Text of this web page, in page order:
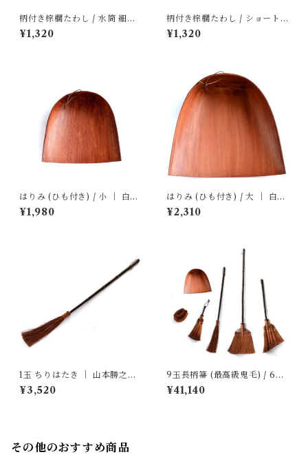
柄付き棕櫚たわし / 水筒 細長
｜ 山本勝之助商店
¥1,320
柄付き棕櫚たわし / ショート
｜ 山本勝之助商店
¥1,320
はりみ (ひも付き) / 小 ｜ 白木
屋傳兵衛
¥1,980
はりみ (ひも付き) / 大 ｜ 白木
屋傳兵衛
¥2,310
1玉 ちりはたき ｜ 山本勝之助
商店
¥3,520
9玉長柄箒 (最高級鬼毛) / 6点
セット ｜ 山本勝之助商店
¥41,140
その他のおすすめ商品